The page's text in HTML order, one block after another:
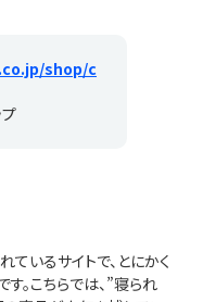
shop/c
いるサイトで、とにかく
。こちらでは、”寝られ